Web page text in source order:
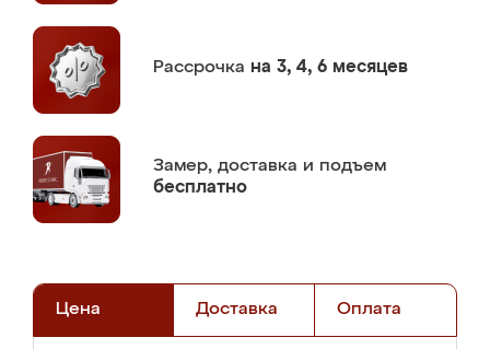
Рассрочка на 3, 4, 6 месяцев
Замер, доставка и подъем
бесплатно
Цена Доставка Оплата